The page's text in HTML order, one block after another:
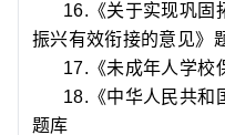
16. 《关于实现巩
振兴有效衔接的意见》
17. 《未成年人学
18. 《中华人民共和
题库